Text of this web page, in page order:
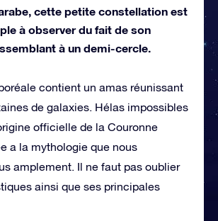
cette petite constellation est
à observer du fait de son
à un demi-cercle.
contient un amas réunissant
de galaxies. Hélas impossibles
officielle de la Couronne
a la mythologie que nous
amplement. Il ne faut pas oublier
ainsi que ses principales